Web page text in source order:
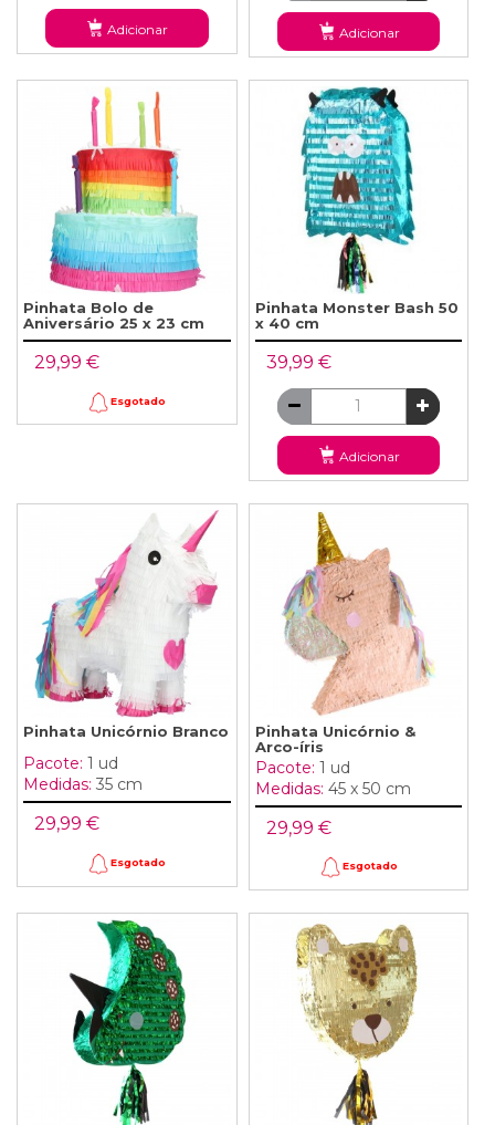
Adicionar Adicionar
Pinhata Bolo de
Aniversário 25 x 23 cm
29,99 €
Esgotado
Pinhata Monster Bash 50
x 40 cm
39,99 €
Adicionar
Pinhata Unicórnio Branco
Pacote: 1 ud
Medidas: 35 cm
29,99 €
Esgotado
Pinhata Unicórnio &
Arco-íris
Pacote: 1 ud
Medidas: 45 x 50 cm
29,99 €
Esgotado